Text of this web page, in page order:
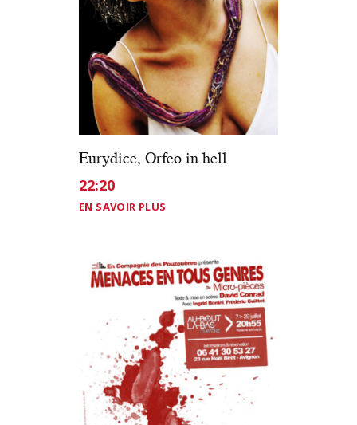
Eurydice, Orfeo in hell
22:20
EN SAVOIR PLUS